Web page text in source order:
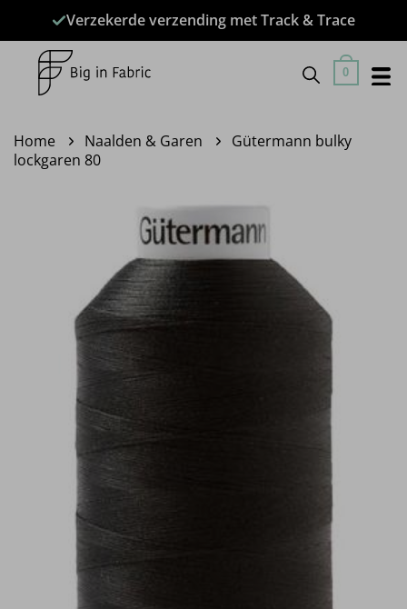
inhoud
Verzekerde verzending met Track & Trace
0
Home Naalden & Garen
Gütermann bulky
lockgaren 80